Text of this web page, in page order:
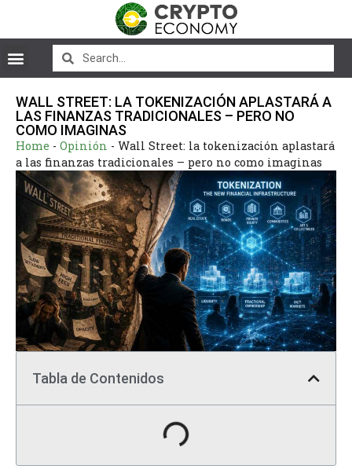
WALL STREET: LA TOKENIZACIÓN APLASTARÁ A
LAS FINANZAS TRADICIONALES – PERO NO
COMO IMAGINAS
Home - Opinión - Wall Street: la tokenización aplastará
a las finanzas tradicionales – pero no como imaginas
Tabla de Contenidos